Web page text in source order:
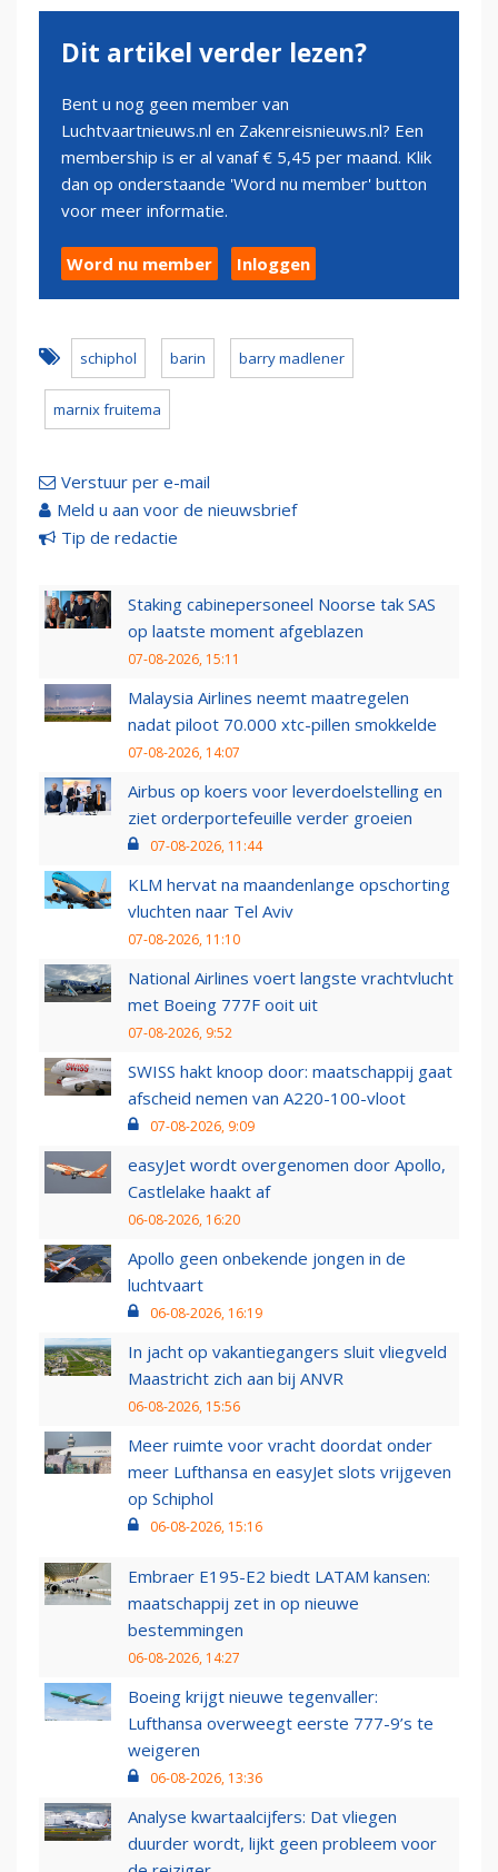
Dit artikel verder lezen?
Bent u nog geen member van
Luchtvaartnieuws.nl en Zakenreisnieuws.nl? Een
membership is er al vanaf € 5,45 per maand. Klik
dan op onderstaande 'Word nu member' button
voor meer informatie.
Word nu member Inloggen
schiphol barin barry madlener
marnix fruitema
Verstuur per e-mail
Meld u aan voor de nieuwsbrief
Tip de redactie
Staking cabinepersoneel Noorse tak SAS
op laatste moment afgeblazen
07-08-2026, 15:11
Malaysia Airlines neemt maatregelen
nadat piloot 70.000 xtc-pillen smokkelde
07-08-2026, 14:07
Airbus op koers voor leverdoelstelling en
ziet orderportefeuille verder groeien
07-08-2026, 11:44
KLM hervat na maandenlange opschorting
vluchten naar Tel Aviv
07-08-2026, 11:10
National Airlines voert langste vrachtvlucht
met Boeing 777F ooit uit
07-08-2026, 9:52
SWISS hakt knoop door: maatschappij gaat
afscheid nemen van A220-100-vloot
07-08-2026, 9:09
easyJet wordt overgenomen door Apollo,
Castlelake haakt af
06-08-2026, 16:20
Apollo geen onbekende jongen in de
luchtvaart
06-08-2026, 16:19
In jacht op vakantiegangers sluit vliegveld
Maastricht zich aan bij ANVR
06-08-2026, 15:56
Meer ruimte voor vracht doordat onder
meer Lufthansa en easyJet slots vrijgeven
op Schiphol
06-08-2026, 15:16
Embraer E195-E2 biedt LATAM kansen:
maatschappij zet in op nieuwe
bestemmingen
06-08-2026, 14:27
Boeing krijgt nieuwe tegenvaller:
Lufthansa overweegt eerste 777-9’s te
weigeren
06-08-2026, 13:36
Analyse kwartaalcijfers: Dat vliegen
duurder wordt, lijkt geen probleem voor